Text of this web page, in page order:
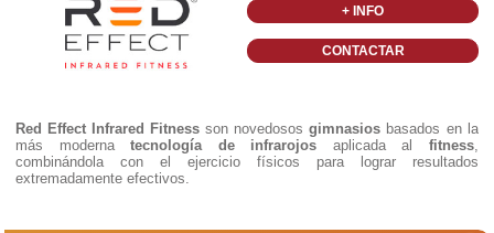
+ INFO
CONTACTAR
Red Effect Infrared Fitness son novedosos gimnasios basados en la
más moderna tecnología de infrarojos aplicada al fitness
combinándola con el ejercicio físicos para lograr resultados
extremadamente efectivos.